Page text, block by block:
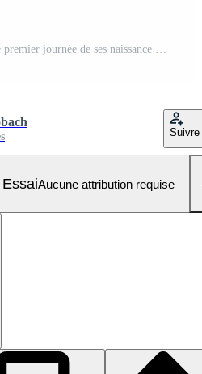
une nouveau née bébé sur le premier journée de ses naissance dans le maternité hôpital Photo Pro
Suivre
Aucune attribution requise